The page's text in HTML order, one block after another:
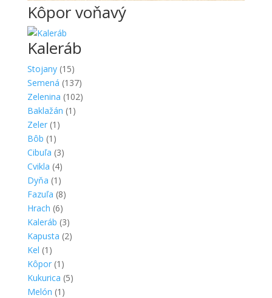
Kôpor voňavý
Kaleráb
Stojany (15)
Semená (137)
Zelenina (102)
Baklažán (1)
Zeler (1)
Bôb (1)
Cibuľa (3)
Cvikla (4)
Dyňa (1)
Fazuľa (8)
Hrach (6)
Kaleráb (3)
Kapusta (2)
Kel (1)
Kôpor (1)
Kukurica (5)
Melón (1)